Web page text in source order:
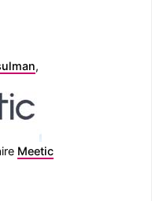
,
Meetic